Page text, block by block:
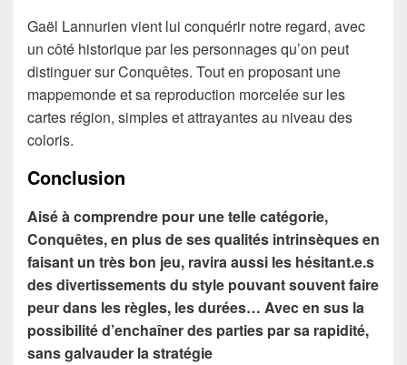
Gaël Lannurien vient lui conquérir notre regard, avec
un côté historique par les personnages qu’on peut
distinguer sur Conquêtes. Tout en proposant une
mappemonde et sa reproduction morcelée sur les
cartes région, simples et attrayantes au niveau des
coloris.
Conclusion
Aisé à comprendre pour une telle catégorie,
Conquêtes, en plus de ses qualités intrinsèques en
faisant un très bon jeu, ravira aussi les hésitant.e.s
des divertissements du style pouvant souvent faire
peur dans les règles, les durées… Avec en sus la
possibilité d’enchaîner des parties par sa rapidité,
sans galvauder la stratégie